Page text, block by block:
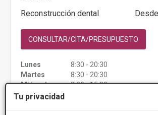
Tu privacidad
Reconstrucción dental
CONSULTAR/CITA/PRESUPUESTO
Lunes
8:30 - 20:30
Martes
8:30 - 20:30
Miércoles
8:30 - 15:00
Viernes